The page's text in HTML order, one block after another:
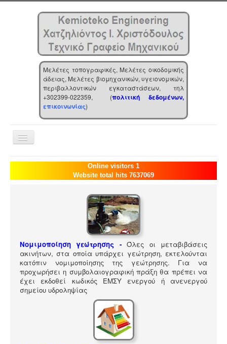
Μελέτες τοπογραφικές, Μελέτες οικοδομικής
άδειας, Μελέτες βιομηχανικών, υγειονομικών,
περιβαλλοντικών εγκαταστάσεων, τηλ
+302399-022359, (πολιτική δεδομένων,
επικοινωνίας)
Toggle
Navigation
Αρχική
Επιχείρηση
Αναζήτηση
Online visitors 1
Website total hits 7637069
Νομιμοποίηση γεώτρησης - Όλες οι μεταβιβάσεις
ακινήτων, στα οποία υπάρχει γεώτρηση, εκτελούνται
κατόπιν νομιμοποίησης της γεώτρησης. Για να
προχωρήσει η συμβολαιογραφική πράξη θα πρέπει να
έχει εκδοθεί κωδικός ΕΜΣΥ ενεργού ή ανενεργού
σημείου υδροληψίας